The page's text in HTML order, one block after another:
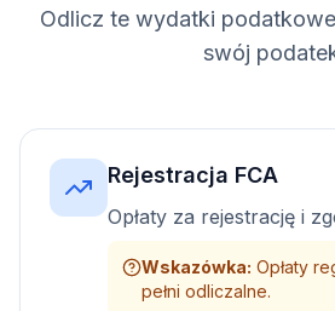
Odlicz te wydatki
swój
Rejestracja FCA
Opłaty za rejestrację i
Wskazówka: Opłaty
pełni odliczalne.